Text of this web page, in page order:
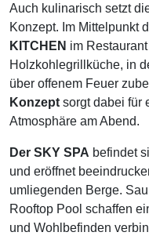
Auch kulinarisch setzt
Konzept. Im Mittelpunkt
KITCHEN im
Holzkohlegrillküche, in
über offenem Feuer
Konzept sorgt dabei für
Atmosphäre am Abend.
Der SKY SPA befindet
und eröffnet
umliegenden Berge.
Rooftop Pool schaffen
und Wohlbefinden